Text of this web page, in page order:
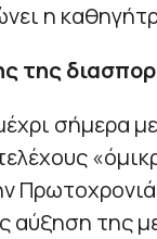
η
της
σήμερα
αύξηση της